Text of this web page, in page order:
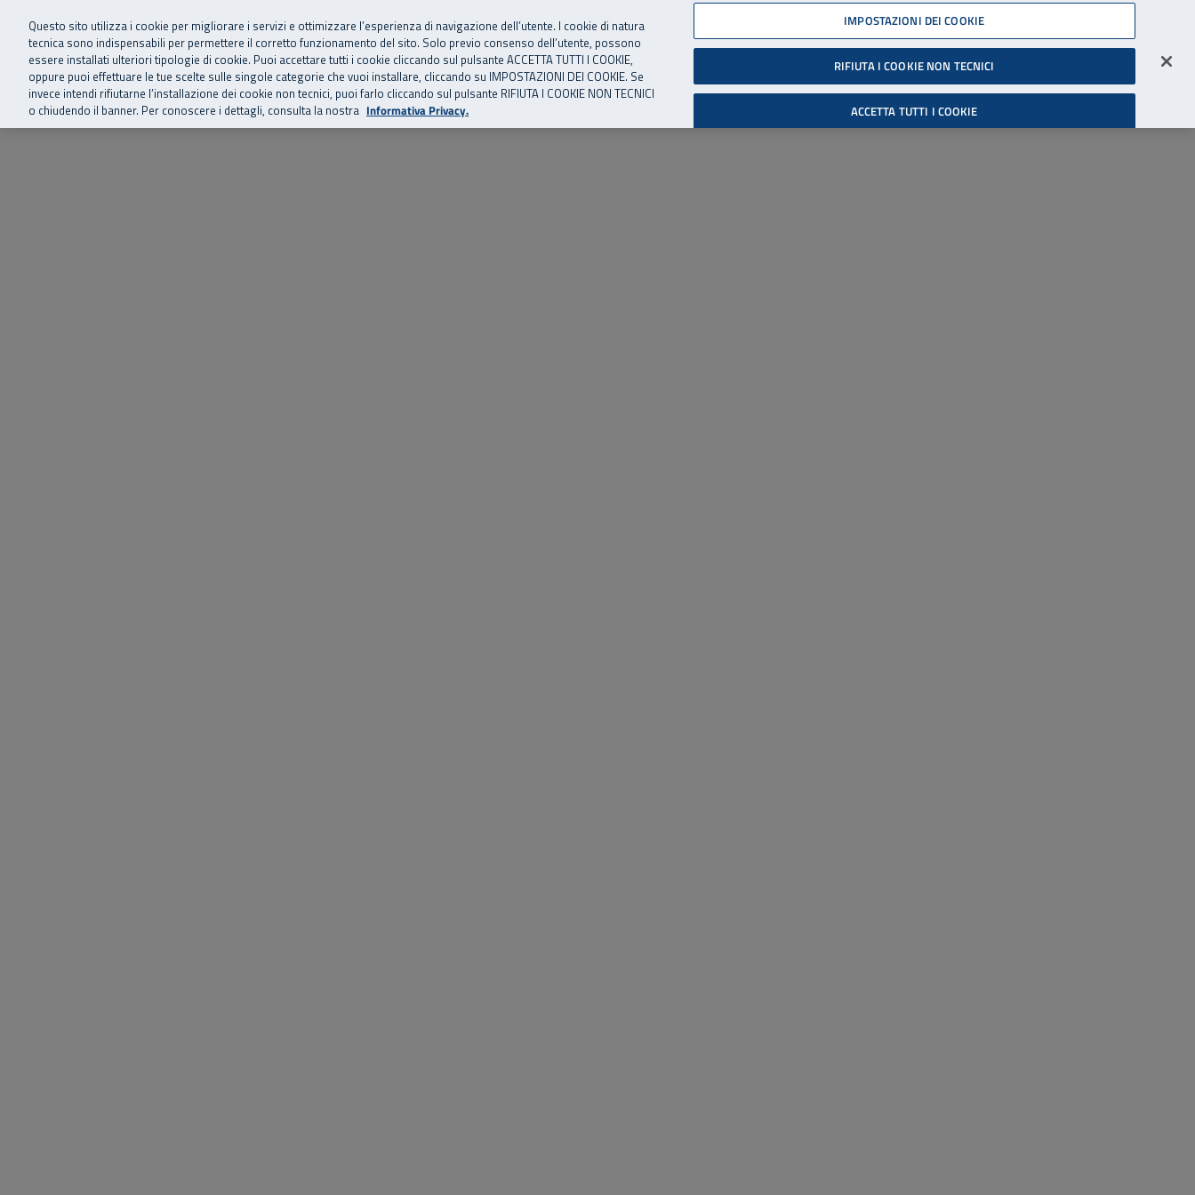
Vai al menu principale
Vai al contenuto principale
Vai al Footer 06 45539607
SuperAbile - il Contact Center Inail per il mondo della disabilità
Home Chi siamo Storie, news ed eventi Risorse utili Supporto Accessibilità
Cerca
Accedi all'area riservata
Questo sito utilizza i cookie per migliorare i servizi e ottimizzare l’esperienza di navigazione dell’utente. I cookie di natura
tecnica sono indispensabili per permettere il corretto funzionamento del sito. Solo previo consenso dell’utente, possono
essere installati ulteriori tipologie di cookie. Puoi accettare tutti i cookie cliccando sul pulsante ACCETTA TUTTI I COOKIE,
oppure puoi effettuare le tue scelte sulle singole categorie che vuoi installare, cliccando su IMPOSTAZIONI DEI COOKIE. Se
invece intendi rifiutarne l’installazione dei cookie non tecnici, puoi farlo cliccando sul pulsante RIFIUTA I COOKIE NON TECNICI
o chiudendo il banner. Per conoscere i dettagli, consulta la nostra Informativa Privacy.
IMPOSTAZIONI DEI COOKIE
RIFIUTA I COOKIE NON TECNICI
ACCETTA TUTTI I COOKIE